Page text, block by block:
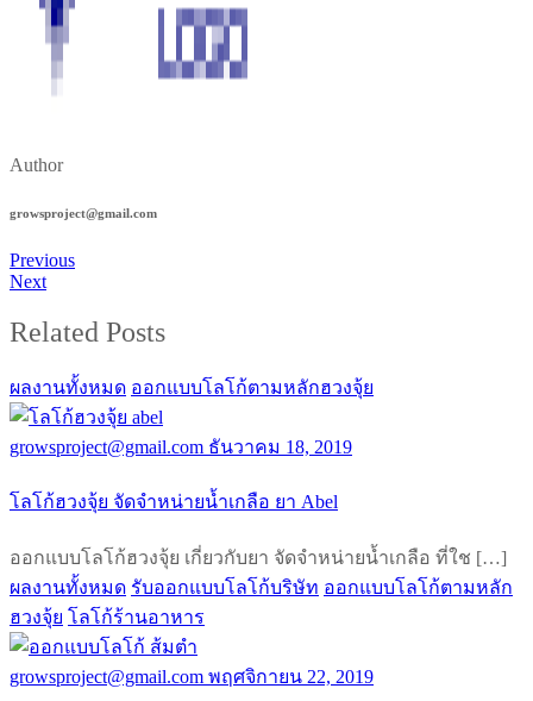
Author
growsproject@gmail.com
Previous
Next
Related Posts
ผลงานทั้งหมด ออกแบบโลโก้ตามหลักฮวงจุ้ย
growsproject@gmail.com ธันวาคม 18, 2019
โลโก้ฮวงจุ้ย จัดจำหน่ายน้ำเกลือ ยา Abel
ออกแบบโลโก้ฮวงจุ้ย เกี่ยวกับยา จัดจำหน่ายน้ำเกลือ ที่ใช […]
ผลงานทั้งหมด รับออกแบบโลโก้บริษัท ออกแบบโลโก้ตามหลัก
ฮวงจุ้ย โลโก้ร้านอาหาร
growsproject@gmail.com พฤศจิกายน 22, 2019